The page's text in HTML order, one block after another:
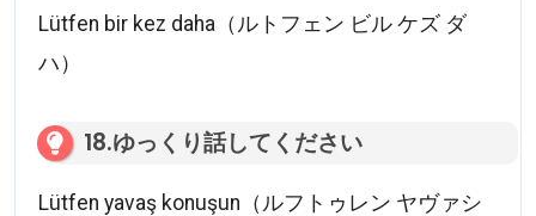
Lütfen bir kez daha（ルトフェン ビル ケズ ダ
ハ）
18.ゆっくり話してください
Lütfen yavaş konuşun（ルフトゥレン ヤヴァシ